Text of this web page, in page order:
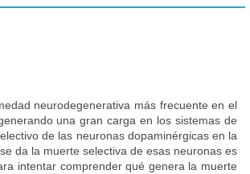
neurodegenerativa más frecuente en el
una gran carga en los sistemas de
de las neuronas dopaminérgicas en la
da la muerte selectiva de esas neuronas es
intentar comprender qué genera la muerte